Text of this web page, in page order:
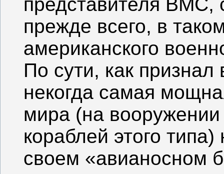
прежде всего, в
американского
По сути, как
некогда самая
мира (на
кораблей этого
своем «авианосном